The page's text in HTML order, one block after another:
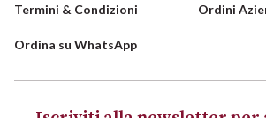
Termini & Condizioni Ordini
Ordina su WhatsApp